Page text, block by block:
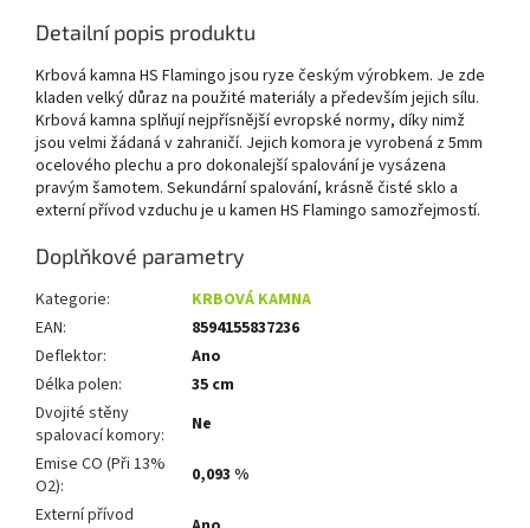
Detailní popis produktu
Krbová kamna HS Flamingo jsou ryze českým výrobkem. Je zde
kladen velký důraz na použité materiály a především jejich sílu.
Krbová kamna splňují nejpřísnější evropské normy, díky nimž
jsou velmi žádaná v zahraničí. Jejich komora je vyrobená z 5mm
ocelového plechu a pro dokonalejší spalování je vysázena
pravým šamotem. Sekundární spalování, krásně čisté sklo a
externí přívod vzduchu je u kamen HS Flamingo samozřejmostí.
Doplňkové parametry
Kategorie:
KRBOVÁ KAMNA
EAN:
8594155837236
Deflektor:
Ano
Délka polen:
35 cm
Dvojité stěny
spalovací komory:
Ne
Emise CO (Při 13%
O2):
0,093 %
Externí přívod